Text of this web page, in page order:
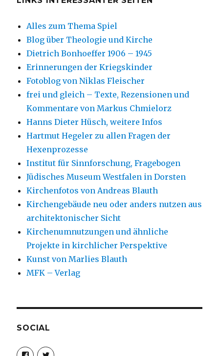
Alles zum Thema Spiel
Blog über Theologie und Kirche
Dietrich Bonhoeffer 1906 – 1945
Erinnerungen der Kriegskinder
Fotoblog von Niklas Fleischer
frei und gleich – Texte, Rezensionen und
Kommentare von Markus Chmielorz
Hanns Dieter Hüsch, weitere Infos
Hartmut Hegeler zu allen Fragen der
Hexenprozesse
Institut für Sinnforschung, Fragebogen
Jüdisches Museum Westfalen in Dorsten
Kirchenfotos von Andreas Blauth
Kirchengebäude neu oder anders nutzen aus
architektonischer Sicht
Kirchenumnutzungen und ähnliche
Projekte in kirchlicher Perspektive
Kunst von Marlies Blauth
MFK – Verlag
SOCIAL
Profil
Profil